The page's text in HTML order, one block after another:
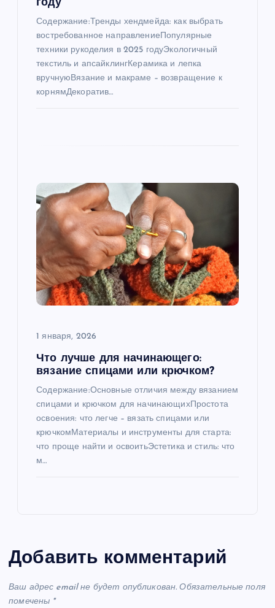
году
Содержание:Тренды хендмейда: как выбрать
востребованное направлениеПопулярные
техники рукоделия в 2025 годуЭкологичный
текстиль и апсайклингКерамика и лепка
вручнуюВязание и макраме – возвращение к
корнямДекоратив…
1 января, 2026
Что лучше для начинающего:
вязание спицами или крючком?
Содержание:Основные отличия между вязанием
спицами и крючком для начинающихПростота
освоения: что легче – вязать спицами или
крючкомМатериалы и инструменты для старта:
что проще найти и освоитьЭстетика и стиль: что
м…
Добавить комментарий
Ваш адрес email не будет опубликован. Обязательные поля
помечены *